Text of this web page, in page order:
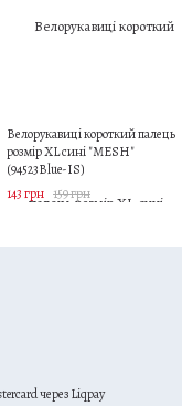
Велорукавиці короткий палець
розмір XL сині "MESH"
(94523Blue-IS)
143 грн 159 грн